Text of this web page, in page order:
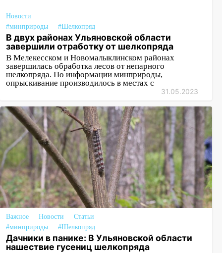
Новости
#минприроды
#Шелкопряд
В двух районах Ульяновской области
завершили отработку от шелкопряда
В Мелекесском и Новомалыклинском районах
завершилась обработка лесов от непарного
шелкопряда. По информации минприроды,
опрыскивание производилось в местах с
31.05.2023
Важное Новости
Статьи
#минприроды
#Шелкопряд
Дачники в панике: В Ульяновской области
нашествие гусениц шелкопряда